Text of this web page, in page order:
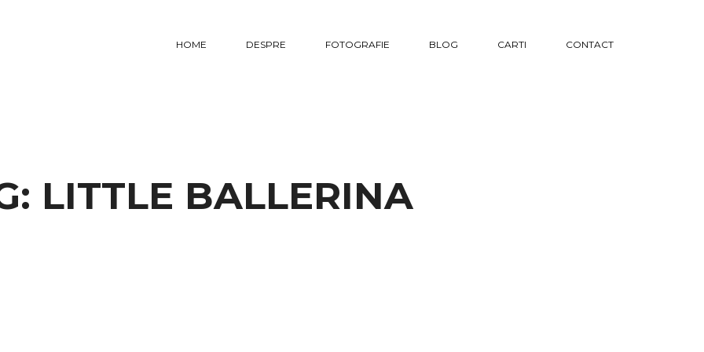
HOME DESPRE FOTOGRAFIE BLOG CARTI CONTACT
LITTLE BALLERINA